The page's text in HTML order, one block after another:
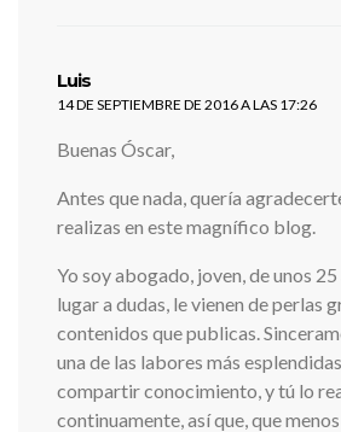
Luis
14 DE SEPTIEMBRE DE 2016 A LAS 17:26
Buenas Óscar,
Antes que nada, quería
realizas en este magnífico blog.
Yo soy abogado, joven, de unos 25
lugar a dudas, le vienen de perlas
contenidos que publicas.
una de las labores más
compartir conocimiento, y tú lo
continuamente, así que, que